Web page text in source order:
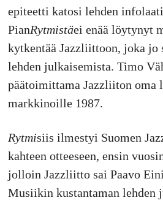
epiteetti katosi lehden
PianRytmistäei enää löytynyt
kytkentää Jazzliittoon, joka jo
lehden julkaisemista. Timo
päätoimittama Jazzliiton oma
markkinoille 1987.
Rytmisiis ilmestyi Suomen
kahteen otteeseen, ensin
jolloin Jazzliitto sai Paavo
Musiikin kustantaman lehden